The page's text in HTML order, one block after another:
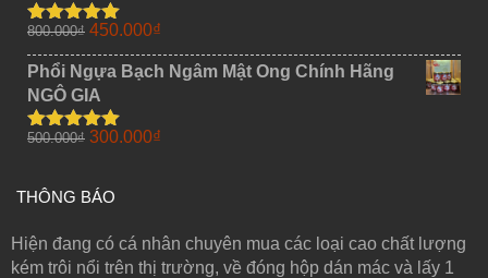
Được xếp
hạng5.005
sao
800.000₫ Giá
gốc
là:
800.000₫.
450.000₫
hiện
tại
Phổi Ngựa Bạch Ngâm Mật Ong Chính Hãng
NGÔ GIA
Được xếp
500.000₫ Giá
là:
500.000₫.
300.000₫
300.000₫.
THÔNG BÁO
Hiện đang có cá nhân chuyên mua các loại cao chất lượng
kém trôi nổi trên thị trường, về đóng hộp dán mác và lấy 1